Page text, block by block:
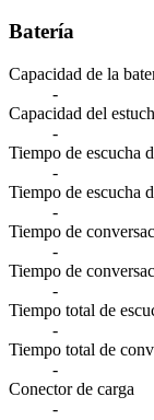
Batería
Capacidad de la
-
Capacidad del
-
Tiempo de escucha
-
Tiempo de escucha
-
Tiempo de
-
Tiempo de
-
Tiempo total de
-
Tiempo total de
-
Conector de carga
-